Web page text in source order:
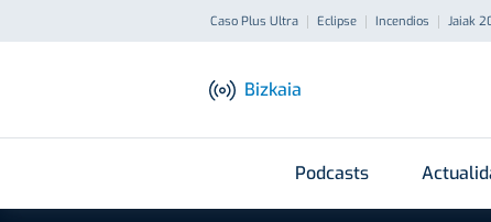
Caso Plus Ultra Eclipse Incendios Jaiak
Bizkaia
Podcasts